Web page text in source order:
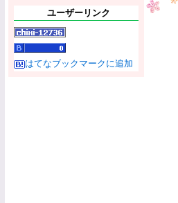
ユーザーリンク
はてなブックマークに追加